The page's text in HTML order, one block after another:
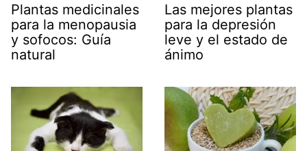
Plantas medicinales
para la menopausia
y sofocos: Guía
natural
Las mejores plantas
para la depresión
leve y el estado de
ánimo